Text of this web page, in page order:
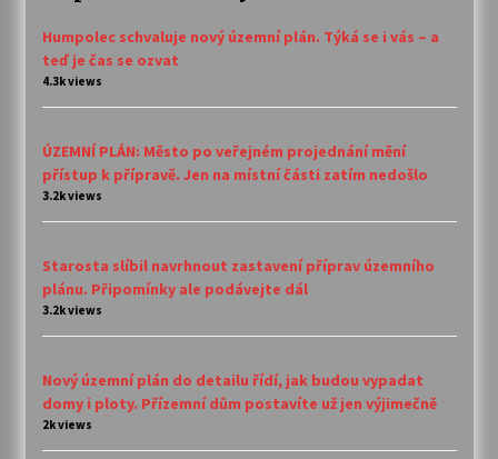
Humpolec schvaluje nový územní plán. Týká se i vás – a
teď je čas se ozvat
4.3k views
ÚZEMNÍ PLÁN: Město po veřejném projednání mění
přístup k přípravě. Jen na místní části zatím nedošlo
3.2k views
Starosta slíbil navrhnout zastavení příprav územního
plánu. Připomínky ale podávejte dál
3.2k views
Nový územní plán do detailu řídí, jak budou vypadat
domy i ploty. Přízemní dům postavíte už jen výjimečně
2k views